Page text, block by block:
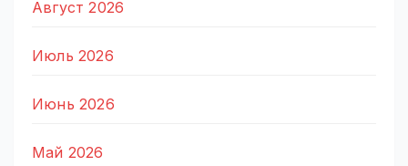
Август 2026
Июль 2026
Июнь 2026
Май 2026